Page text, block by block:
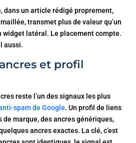
dans un article rédigé proprement,
transmet plus de valeur qu’un
widget latéral. Le placement compte.
aussi.
et profil
reste l’un des signaux les plus
spam de Google. Un profil de liens
de marque, des ancres génériques,
ancres exactes. La clé, c’est